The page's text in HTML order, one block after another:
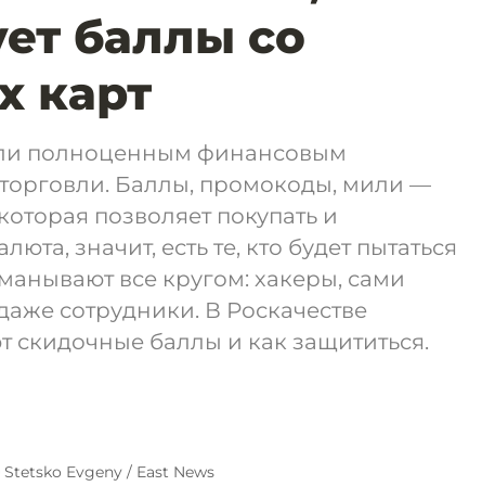
баллы со
карт
полноценным финансовым
Баллы, промокоды, мили —
позволяет покупать и
значит, есть те, кто будет пытаться
все кругом: хакеры, сами
сотрудники. В Роскачестве
скидочные баллы и как защититься.
Evgeny / East News